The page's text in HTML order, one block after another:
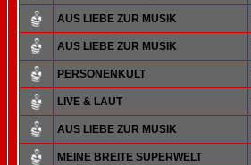
AUS LIEBE ZUR MUSIK
AUS LIEBE ZUR MUSIK
PERSONENKULT
LIVE & LAUT
AUS LIEBE ZUR MUSIK
MEINE BREITE SUPERWELT